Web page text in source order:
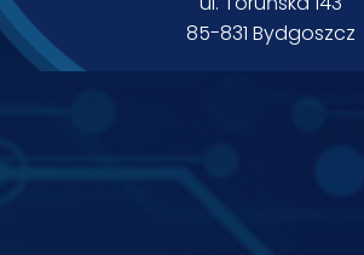
85-831 Bydgoszcz